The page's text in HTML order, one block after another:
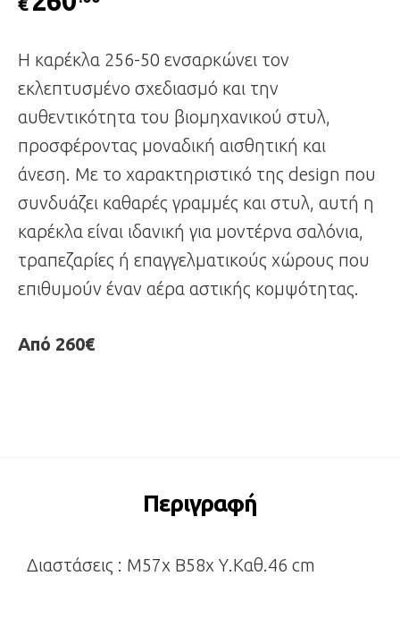
Η καρέκλα 256-50 ενσαρκώνει τον
εκλεπτυσμένο σχεδιασμό και την
αυθεντικότητα του βιομηχανικού στυλ,
προσφέροντας μοναδική αισθητική και
άνεση. Με το χαρακτηριστικό της design που
συνδυάζει καθαρές γραμμές και στυλ, αυτή η
καρέκλα είναι ιδανική για μοντέρνα σαλόνια,
τραπεζαρίες ή επαγγελματικούς χώρους που
επιθυμούν έναν αέρα αστικής κομψότητας.
Από 260€
Περιγραφή
Διαστάσεις : Μ57x Β58x Υ.Καθ.46 cm